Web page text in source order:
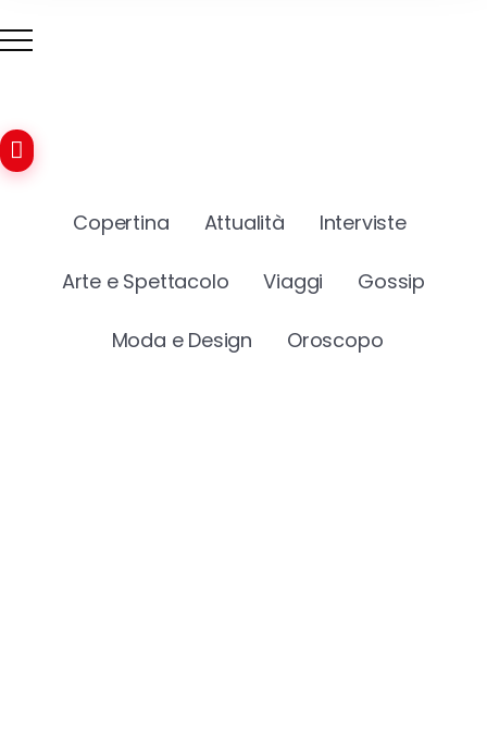
Copertina Attualità Interviste
Arte e Spettacolo Viaggi Gossip
Moda e Design Oroscopo